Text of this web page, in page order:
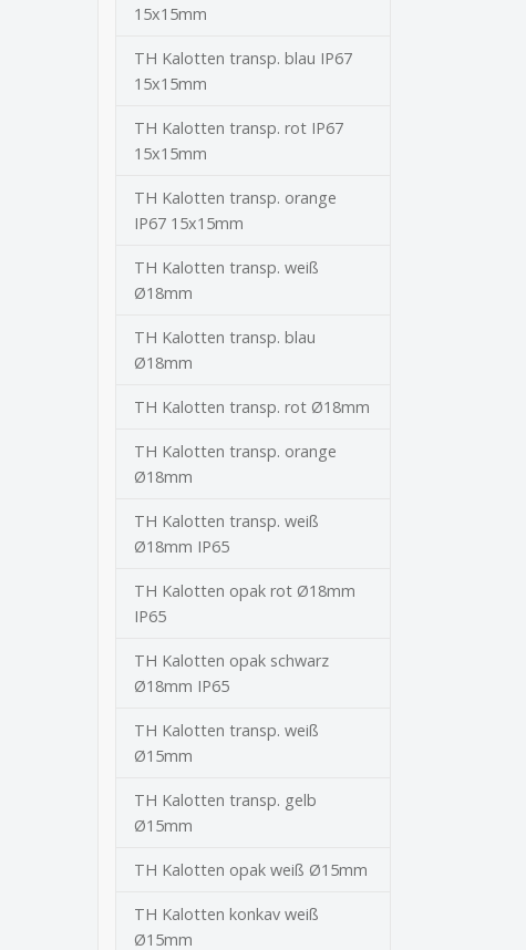
15x15mm
TH Kalotten transp. blau IP67
15x15mm
TH Kalotten transp. rot IP67
15x15mm
TH Kalotten transp. orange
IP67 15x15mm
TH Kalotten transp. weiß
Ø18mm
TH Kalotten transp. blau
Ø18mm
TH Kalotten transp. rot Ø18mm
TH Kalotten transp. orange
Ø18mm
TH Kalotten transp. weiß
Ø18mm IP65
TH Kalotten opak rot Ø18mm
IP65
TH Kalotten opak schwarz
Ø18mm IP65
TH Kalotten transp. weiß
Ø15mm
TH Kalotten transp. gelb
Ø15mm
TH Kalotten opak weiß Ø15mm
TH Kalotten konkav weiß
Ø15mm